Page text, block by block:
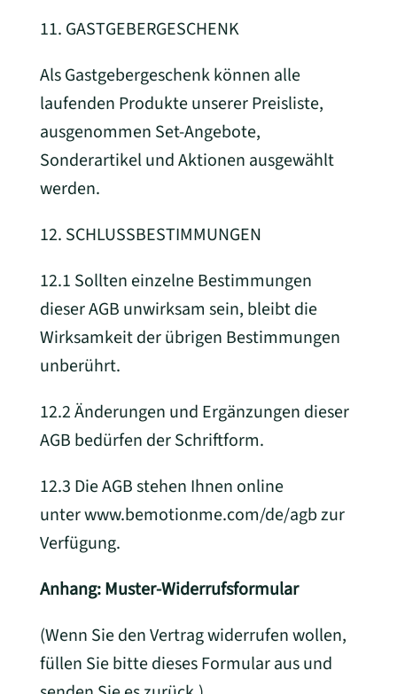
11. GASTGEBERGESCHENK
Als Gastgebergeschenk können alle
laufenden Produkte unserer Preisliste,
ausgenommen Set-Angebote,
Sonderartikel und Aktionen ausgewählt
werden.
12. SCHLUSSBESTIMMUNGEN
12.1 Sollten einzelne Bestimmungen
dieser AGB unwirksam sein, bleibt die
Wirksamkeit der übrigen Bestimmungen
unberührt.
12.2 Änderungen und Ergänzungen dieser
AGB bedürfen der Schriftform.
12.3 Die AGB stehen Ihnen online
unterwww.bemotionme.com/de/agbzur
Verfügung.
Anhang: Muster-Widerrufsformular
(Wenn Sie den Vertrag widerrufen wollen,
füllen Sie bitte dieses Formular aus und